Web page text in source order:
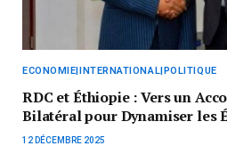
ECONOMIE|INTERNATIONAL|POLITIQUE
RDC et Éthiopie : Vers un
Bilatéral pour Dynamiser les
12 DÉCEMBRE 2025